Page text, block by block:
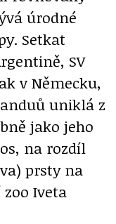
úrodné
Setkat
SV
v Německu,
uniklá z
jako jeho
na rozdíl
prsty na
Iveta